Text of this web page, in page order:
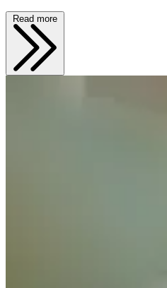
Read more